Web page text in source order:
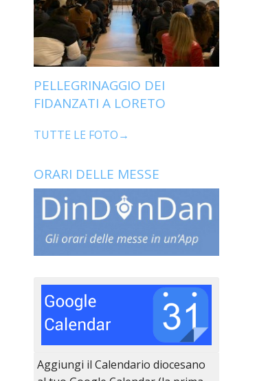
PELLEGRINAGGIO DEI
FIDANZATI A LORETO
TUTTE LE FOTO→
ORARI DELLE MESSE
Aggiungi il Calendario diocesano